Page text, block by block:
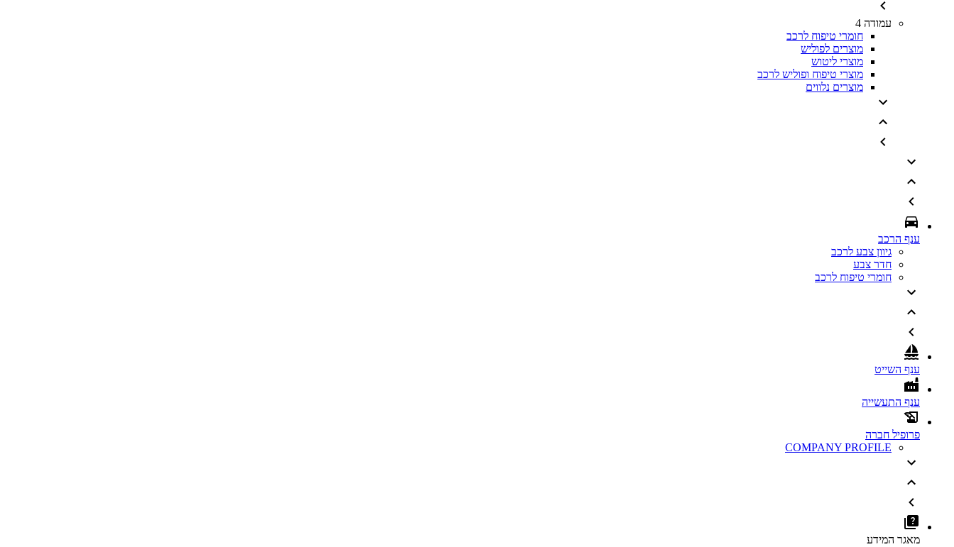
עמודה 4
חומרי טיפוח לרכב
מוצרים לפוליש
מוצרי ליטוש
מוצרי טיפוח ופוליש לרכב
מוצרים נלווים
ענף הרכב
גיוון צבע לרכב
חדר צבע
חומרי טיפוח לרכב
ענף השייט
ענף התעשייה
פרופיל חברה
COMPANY PROFILE
מאגר המידע